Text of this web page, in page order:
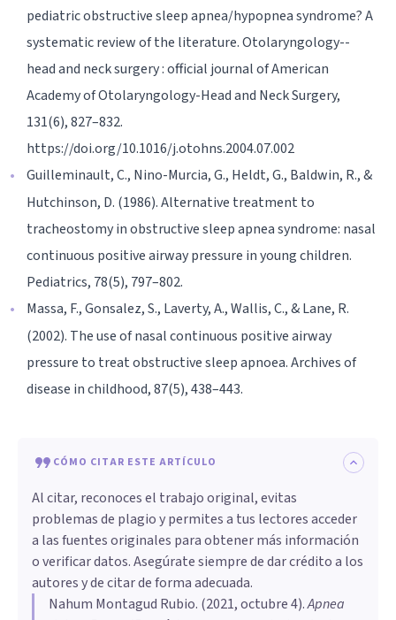
pediatric obstructive sleep apnea/hypopnea syndrome? A
systematic review of the literature. Otolaryngology--
head and neck surgery : official journal of American
Academy of Otolaryngology-Head and Neck Surgery,
131(6), 827–832.
https://doi.org/10.1016/j.otohns.2004.07.002
Guilleminault, C., Nino-Murcia, G., Heldt, G., Baldwin, R., &
Hutchinson, D. (1986). Alternative treatment to
tracheostomy in obstructive sleep apnea syndrome: nasal
continuous positive airway pressure in young children.
Pediatrics, 78(5), 797–802.
Massa, F., Gonsalez, S., Laverty, A., Wallis, C., & Lane, R.
(2002). The use of nasal continuous positive airway
pressure to treat obstructive sleep apnoea. Archives of
disease in childhood, 87(5), 438–443.
CÓMO CITAR ESTE ARTÍCULO
Al citar, reconoces el trabajo original, evitas
problemas de plagio y permites a tus lectores acceder
a las fuentes originales para obtener más información
o verificar datos. Asegúrate siempre de dar crédito a los
autores y de citar de forma adecuada.
Nahum Montagud Rubio. (2021, octubre 4).Apnea